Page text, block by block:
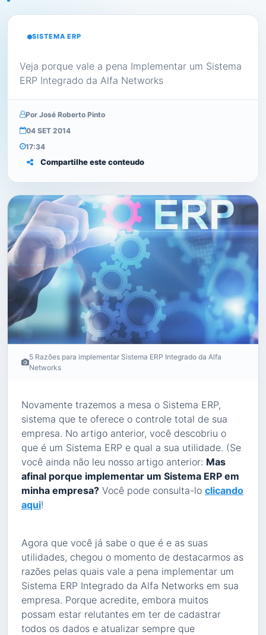
SISTEMA ERP
Veja porque vale a pena Implementar um Sistema
ERP Integrado da Alfa Networks
Por José Roberto Pinto
04 SET 2014
17:34
Compartilhe este conteudo
5 Razões para implementar Sistema ERP Integrado da Alfa
Networks
Novamente trazemos a mesa o Sistema ERP,
sistema que te oferece o controle total de sua
empresa. No artigo anterior, você descobriu o
que é um Sistema ERP e qual a sua utilidade. (Se
você ainda não leu nosso artigo anterior: Mas
afinal porque implementar um Sistema ERP em
minha empresa? Você pode consulta-lo clicando
aqui!
Agora que você já sabe o que é e as suas
utilidades, chegou o momento de destacarmos as
razões pelas quais vale a pena implementar um
Sistema ERP Integrado da Alfa Networks em sua
empresa. Porque acredite, embora muitos
possam estar relutantes em ter de cadastrar
todos os dados e atualizar sempre que